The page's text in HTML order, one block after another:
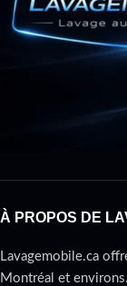
À PROPOS DE
Lavagemobile.ca
Montréal et